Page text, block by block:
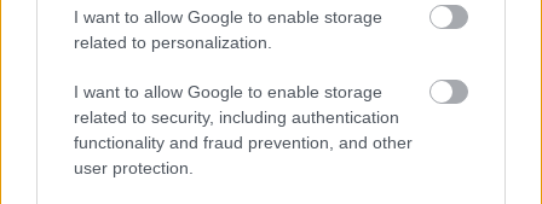
I want to allow Google to enable storage
related to personalization.
I want to allow Google to enable storage
related to security, including authentication
functionality and fraud prevention, and other
user protection.